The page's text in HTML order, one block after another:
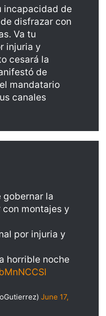
incapacidad de
disfrazar con
Va tu
injuria y
cesará la
de
mandatario
canales
gobernar la
montajes y
por injuria y
horrible noche
June 17,